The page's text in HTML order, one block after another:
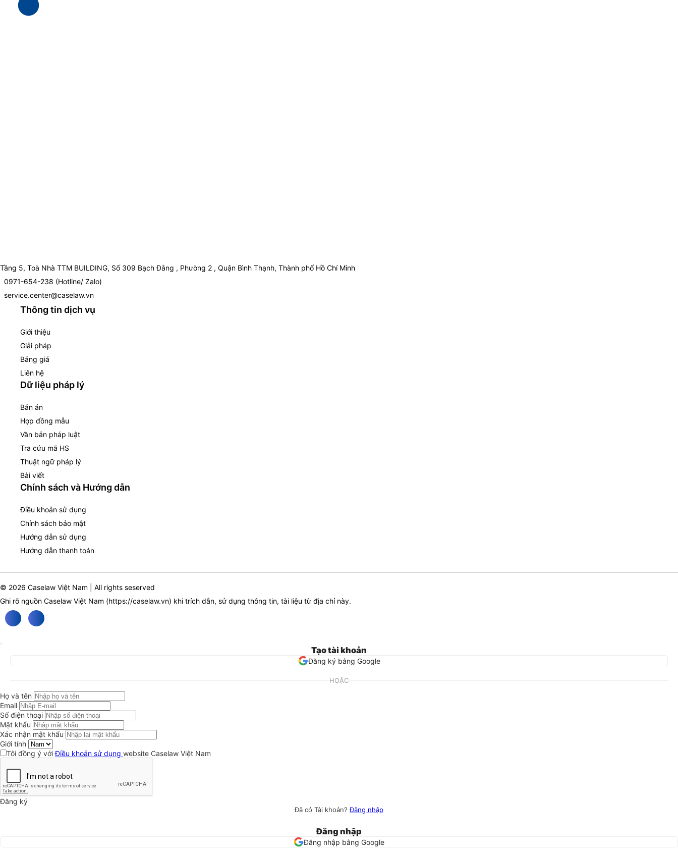
Tầng 5, Toà Nhà TTM BUILDING, Số 309 Bạch Đằng , Phường 2 , Quận Bình Thạnh, Thành phố Hồ Chí Minh
0971-654-238 (Hotline/ Zalo)
service.center@caselaw.vn
Thông tin dịch vụ
Giới thiệu
Giải pháp
Bảng giá
Liên hệ
Dữ liệu pháp lý
Bản án
Hợp đồng mẫu
Văn bản pháp luật
Tra cứu mã HS
Thuật ngữ pháp lý
Bài viết
Chính sách và Hướng dẫn
Điều khoản sử dụng
Chính sách bảo mật
Hướng dẫn sử dụng
Hướng dẫn thanh toán
© 2026 Caselaw Việt Nam | All rights seserved
Ghi rõ nguồn Caselaw Việt Nam (https://caselaw.vn) khi trích dẫn, sử dụng thông tin, tài liệu từ địa chỉ này.
Tạo tài khoản
Đăng ký bằng Google
HOẶC
Họ và tên
Email
Số điện thoại
Mật khẩu
Xác nhận mật khẩu
Giới tính
Tôi đồng ý vớiĐiều khoản sử dụng website Caselaw Việt Nam
Đăng ký
Đã có Tài khoản?Đăng nhập
Đăng nhập
Đăng nhập bằng Google